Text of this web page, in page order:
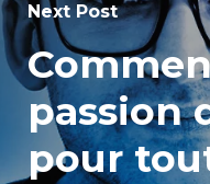
Next Post
passion
pour